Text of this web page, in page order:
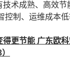
术成熟、高效节
控制、运维成本低
更节能 广东欧